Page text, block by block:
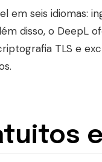
em seis idiomas:
disso, o DeepL
TLS e